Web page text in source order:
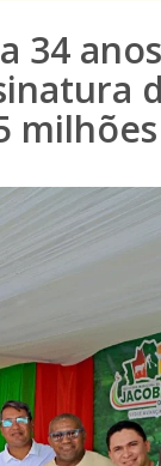
34